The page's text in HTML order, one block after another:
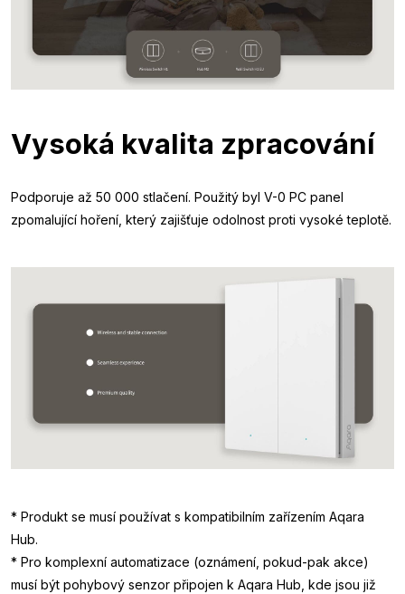
Vysoká kvalita zpracování
Podporuje až 50 000 stlačení. Použitý byl V-0 PC panel
zpomalující hoření, který zajišťuje odolnost proti vysoké teplotě.
* Produkt se musí používat s kompatibilním zařízením Aqara
Hub.
* Pro komplexní automatizace (oznámení, pokud-pak akce)
musí být pohybový senzor připojen k Aqara Hub, kde jsou již